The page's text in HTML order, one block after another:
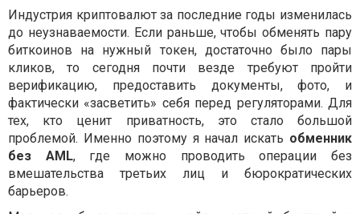
Индустрия криптовалют за последние годы изменилась
до неузнаваемости. Если раньше, чтобы обменять пару
биткоинов на нужный токен, достаточно было пары
кликов, то сегодня почти везде требуют пройти
верификацию, предоставить документы, фото, и
фактически «засветить» себя перед регуляторами. Для
тех, кто ценит приватность, это стало большой
проблемой. Именно поэтому я начал искать обменник
без AML, где можно проводить операции без
вмешательства третьих лиц и бюрократических
барьеров.